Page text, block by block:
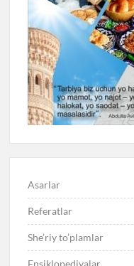
Asarlar
Referatlar
She’riy to’plamlar